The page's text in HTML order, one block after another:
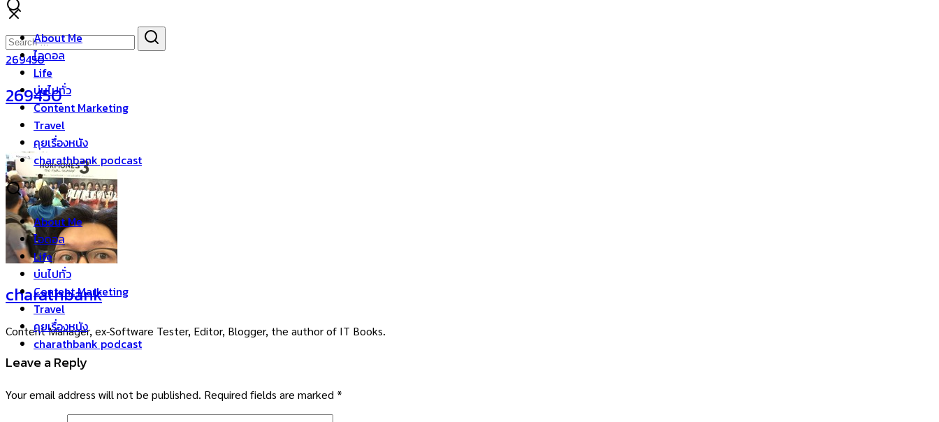
Skip
content
About Me
ไอดอล
Life
บ่นไปทั่ว
Content Marketing
Travel
คุยเรื่องหนัง
charathbank podcast
About Me
ไอดอล
Life
บ่นไปทั่ว
Content Marketing
Travel
คุยเรื่องหนัง
charathbank podcast
Search
for:
269450
269450
charathbank
Content Manager, ex-Software Tester, Editor, Blogger, the author of IT Books.
Leave a Reply
Your email address will not be published. Required fields are marked *